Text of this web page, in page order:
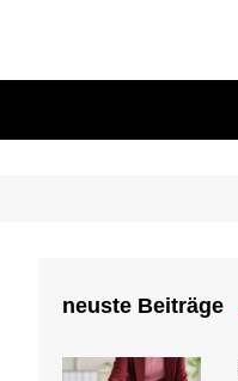
neuste Beiträge